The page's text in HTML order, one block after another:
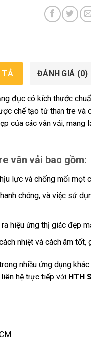
TẢ ĐÁNH GIÁ (0)
đục có kích thước
chế tạo từ than tre và
của các vân vải, mang
vân vải bao gồm:
lực và chống mối mọt
chóng, và việc sử
hiệu ứng thị giác đẹp
nhiệt và cách âm
nhiều ứng dụng khác
liên hệ trực tiếp với HTH